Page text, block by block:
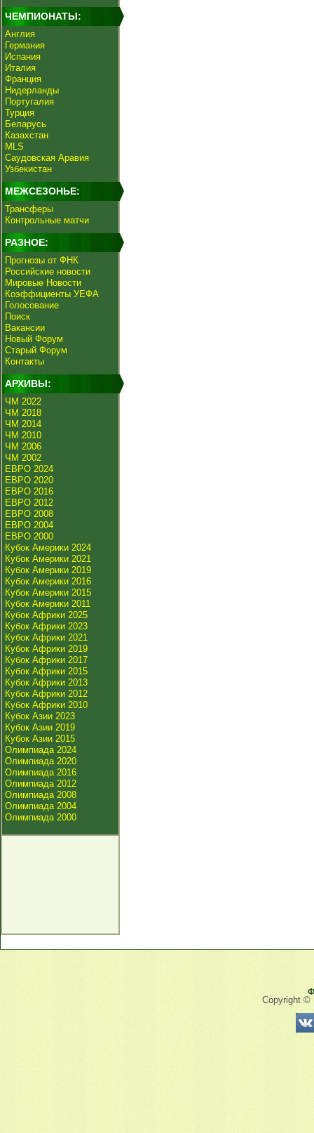
ЧЕМПИОНАТЫ:
Англия
Германия
Испания
Италия
Франция
Нидерланды
Португалия
Турция
Беларусь
Казахстан
MLS
Саудовская Аравия
Узбекистан
МЕЖСЕЗОНЬЕ:
Трансферы
Контрольные матчи
РАЗНОЕ:
Прогнозы от ФНК
Российские новости
Мировые Новости
Коэффициенты УЕФА
Голосование
Поиск
Вакансии
Новый Форум
Старый Форум
Контакты
АРХИВЫ:
ЧМ 2022
ЧМ 2018
ЧМ 2014
ЧМ 2010
ЧМ 2006
ЧМ 2002
ЕВРО 2024
ЕВРО 2020
ЕВРО 2016
ЕВРО 2012
ЕВРО 2008
ЕВРО 2004
ЕВРО 2000
Кубок Америки 2024
Кубок Америки 2021
Кубок Америки 2019
Кубок Америки 2016
Кубок Америки 2015
Кубок Америки 2011
Кубок Африки 2025
Кубок Африки 2023
Кубок Африки 2021
Кубок Африки 2019
Кубок Африки 2017
Кубок Африки 2015
Кубок Африки 2013
Кубок Африки 2012
Кубок Африки 2010
Кубок Азии 2023
Кубок Азии 2019
Кубок Азии 2015
Олимпиада 2024
Олимпиада 2020
Олимпиада 2016
Олимпиада 2012
Олимпиада 2008
Олимпиада 2004
Олимпиада 2000
Copyright ©